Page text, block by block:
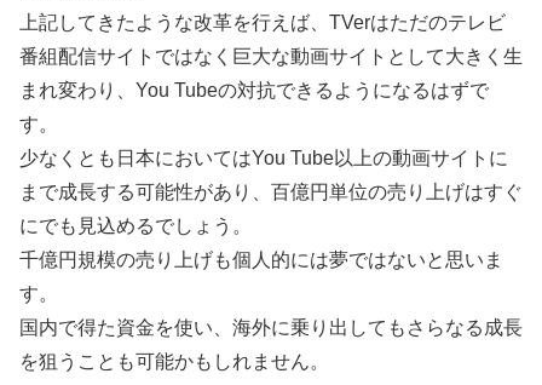
上記してきたような改革を行えば、TVerはただのテレビ
番組配信サイトではなく巨大な動画サイトとして大きく生
まれ変わり、You Tubeの対抗できるようになるはずで
す。
少なくとも日本においてはYou Tube以上の動画サイトに
まで成長する可能性があり、百億円単位の売り上げはすぐ
にでも見込めるでしょう。
千億円規模の売り上げも個人的には夢ではないと思いま
す。
国内で得た資金を使い、海外に乗り出してもさらなる成長
を狙うことも可能かもしれません。